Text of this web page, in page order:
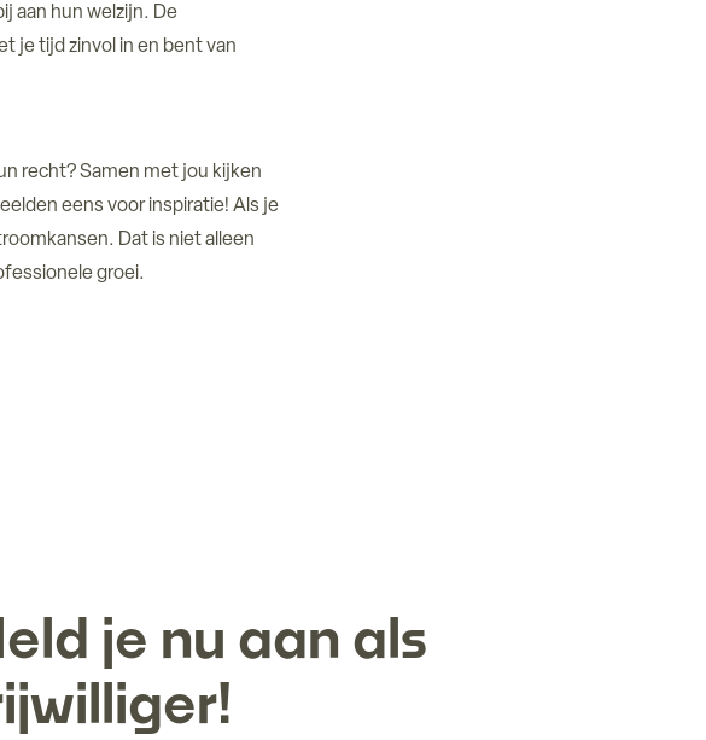
aan hun welzijn. De
je tijd zinvol in en bent van
recht? Samen met jou kijken
eens voor inspiratie! Als je
Dat is niet alleen
groei.
je nu aan als